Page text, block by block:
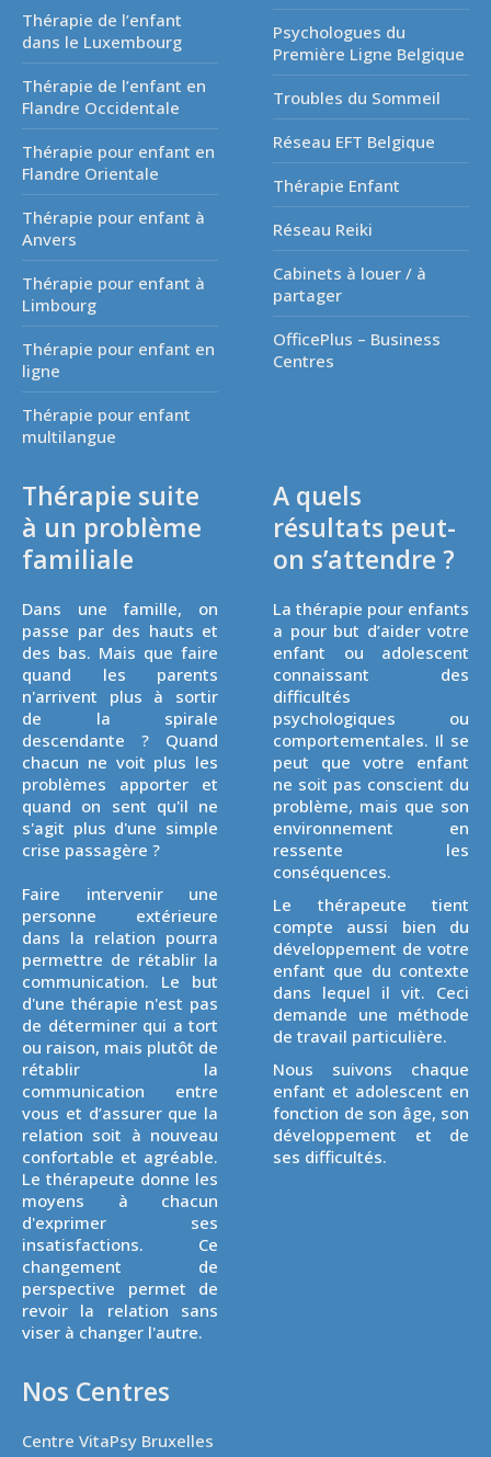
Thérapie de l’enfant
dans le Luxembourg
Thérapie de l’enfant en
Flandre Occidentale
Thérapie pour enfant en
Flandre Orientale
Thérapie pour enfant à
Anvers
Thérapie pour enfant à
Limbourg
Thérapie pour enfant en
ligne
Thérapie pour enfant
multilangue
Psychologues du
Première Ligne Belgique
Troubles du Sommeil
Réseau EFT Belgique
Thérapie Enfant
Réseau Reiki
Cabinets à louer / à
partager
OfficePlus – Business
Centres
Thérapie suite
à un problème
familiale
Dans une famille, on
passe par des hauts et
des bas. Mais que faire
quand les parents
n'arrivent plus à sortir
de la spirale
descendante ? Quand
chacun ne voit plus les
problèmes apporter et
quand on sent qu'il ne
s'agit plus d'une simple
crise passagère ?
Faire intervenir une
personne extérieure
dans la relation pourra
permettre de rétablir la
communication. Le but
d'une thérapie n'est pas
de déterminer qui a tort
ou raison, mais plutôt de
rétablir la
communication entre
vous et d’assurer que la
relation soit à nouveau
confortable et agréable.
Le thérapeute donne les
moyens à chacun
d'exprimer ses
insatisfactions. Ce
changement de
perspective permet de
revoir la relation sans
viser à changer l'autre.
A quels
résultats peut-
on s’attendre ?
La thérapie pour enfants
a pour but d’aider votre
enfant ou adolescent
connaissant des
difficultés
psychologiques ou
comportementales. Il se
peut que votre enfant
ne soit pas conscient du
problème, mais que son
environnement en
ressente les
conséquences.
Le thérapeute tient
compte aussi bien du
développement de votre
enfant que du contexte
dans lequel il vit. Ceci
demande une méthode
de travail particulière.
Nous suivons chaque
enfant et adolescent en
fonction de son âge, son
développement et de
ses difficultés.
Nos Centres
Centre VitaPsy Bruxelles